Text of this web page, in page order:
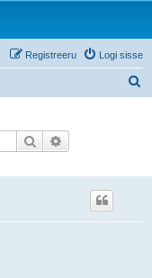
Logi sisse
Registreeru
Otsi